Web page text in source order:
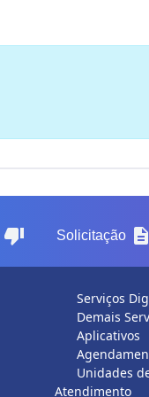
thumb_down Solicitação description
Serviços
Demais
Aplicativos
Unidades
Atendimento